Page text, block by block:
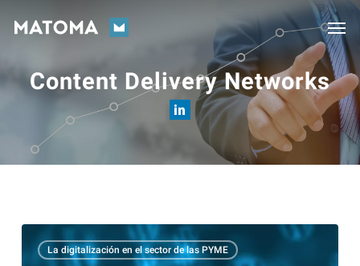
contentContent Delivery Networks
Cómo
una La digitalización en el sector de las PYME